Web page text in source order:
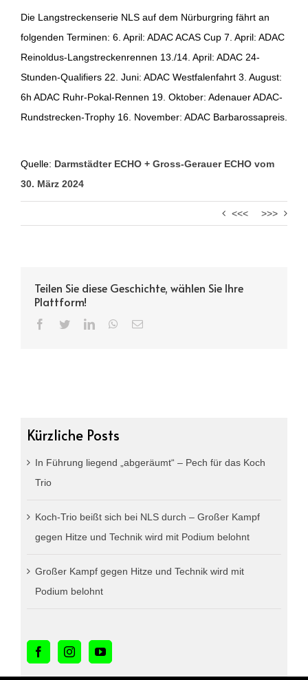
Die Langstreckenserie NLS auf dem Nürburgring fährt an
folgenden Terminen: 6. April: ADAC ACAS Cup 7. April: ADAC
Reinoldus-Langstreckenrennen 13./14. April: ADAC 24-
Stunden-Qualifiers 22. Juni: ADAC Westfalenfahrt 3. August:
6h ADAC Ruhr-Pokal-Rennen 19. Oktober: Adenauer ADAC-
Rundstrecken-Trophy 16. November: ADAC Barbarossapreis.
Quelle: Darmstädter ECHO + Gross-Gerauer ECHO vom
30. März 2024
<<< >>>
Teilen Sie diese Geschichte, wählen Sie Ihre
Plattform!
Facebook
TwitterLinkedInWhatsApp
Email
Kürzliche Posts
In Führung liegend „abgeräumt“ – Pech für das Koch
Trio
Koch-Trio beißt sich bei NLS durch – Großer Kampf
gegen Hitze und Technik wird mit Podium belohnt
Großer Kampf gegen Hitze und Technik wird mit
Podium belohnt